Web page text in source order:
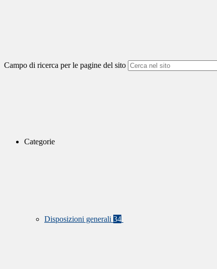
Campo di ricerca per le pagine del sito
Categorie
Disposizioni generali 34